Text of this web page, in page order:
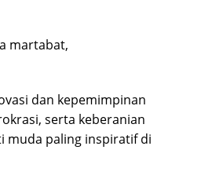
martabat,
dan kepemimpinan
serta keberanian
muda paling inspiratif di